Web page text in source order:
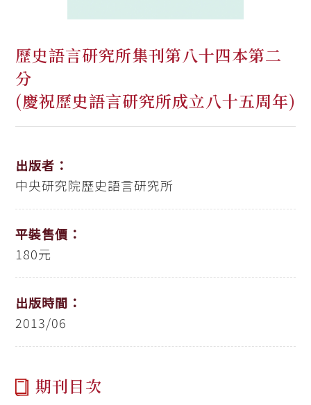
歷史語言研究所集刊第八十四本第二
分
(慶祝歷史語言研究所成立八十五周年)
出版者：
中央研究院歷史語言研究所
平裝售價：
180元
出版時間：
2013/06
期刊目次